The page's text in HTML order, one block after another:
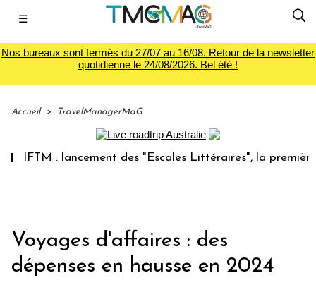
☰
Nos bureaux sont fermés du 27/07 au 16/08. Retour de la newsletter
quotidienne le 24/08/2026. Bel été !
Accueil > TravelManagerMaG
: lancement des "Escales Littéraires", la première
Voyages d'affaires : des
dépenses en hausse en 2024